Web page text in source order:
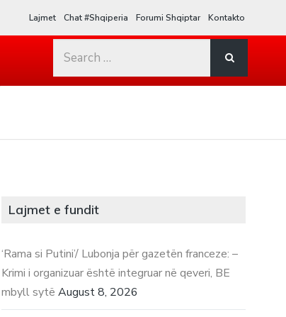
Lajmet Chat #Shqiperia Forumi Shqiptar Kontakto
Search
Lajmet e fundit
‘Rama si Putini’/ Lubonja për gazetën franceze: –
Krimi i organizuar është integruar në qeveri, BE
mbyll sytë August 8, 2026